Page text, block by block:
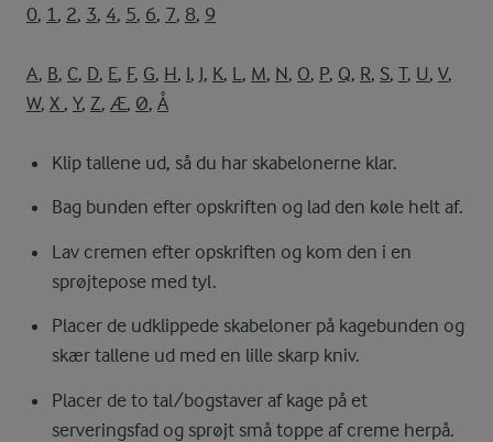
0, 1 , 2, 3, 4, 5, 6, 7, 8, 9
A, B, C, D, E, F, G, H, I, J, K, L , M, N, O, P, Q, R, S, T, U, V,
W, X , Y, Z, Æ, Ø, Å
Klip tallene ud, så du har skabelonerne klar.
Bag bunden efter opskriften og lad den køle helt af.
Lav cremen efter opskriften og kom den i en
sprøjtepose med tyl.
Placer de udklippede skabeloner på kagebunden og
skær tallene ud med en lille skarp kniv.
Placer de to tal/bogstaver af kage på et
serveringsfad og sprøjt små toppe af creme herpå.